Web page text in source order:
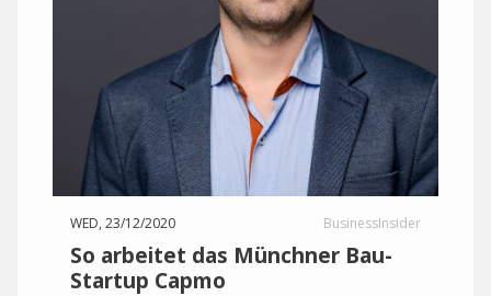
WED, 23/12/2020 BusinessInsider
So arbeitet das Münchner Bau-
Startup Capmo